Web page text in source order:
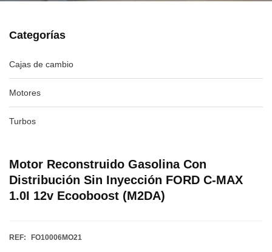
Categorías
Cajas de cambio
Motores
Turbos
Motor Reconstruido Gasolina Con
Distribución Sin Inyección FORD C-MAX
1.0I 12v Ecooboost (M2DA)
REF: FO10006MO21